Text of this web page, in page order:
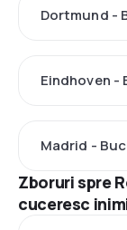
Dortmund -
Eindhoven -
Madrid -
Zboruri spre
cuceresc